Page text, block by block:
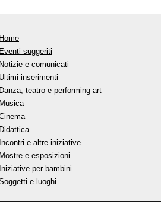
Home
Eventi suggeriti
Notizie e comunicati
Ultimi inserimenti
Danza, teatro e performing art
Musica
Didattica
Incontri e altre iniziative
Mostre e esposizioni
Iniziative per bambini
e luoghi